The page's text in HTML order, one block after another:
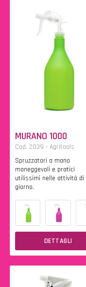
MURANO 1000
Cod. 2039 - Agritools
Spruzzatori a mano
maneggevoli e pratici
utilissimi nelle attività di
giorno.
DETTAGLI